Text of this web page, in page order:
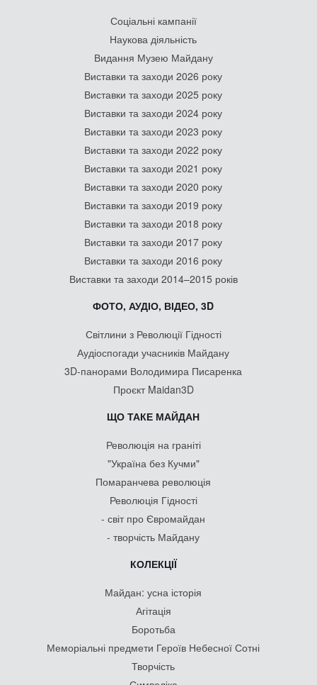
Соціальні кампанії
Наукова діяльність
Видання Музею Майдану
Виставки та заходи 2026 року
Виставки та заходи 2025 року
Виставки та заходи 2024 року
Виставки та заходи 2023 року
Виставки та заходи 2022 року
Виставки та заходи 2021 року
Виставки та заходи 2020 року
Виставки та заходи 2019 року
Виставки та заходи 2018 року
Виставки та заходи 2017 року
Виставки та заходи 2016 року
Виставки та заходи 2014–2015 років
ФОТО, АУДІО, ВІДЕО, 3D
Світлини з Революції Гідності
Аудіоспогади учасників Майдану
3D-панорами Володимира Писаренка
Проєкт Maidan3D
ЩО ТАКЕ МАЙДАН
Революція на граніті
"Україна без Кучми"
Помаранчева революція
Революція Гідності
- світ про Євромайдан
- творчість Майдану
КОЛЕКЦІЇ
Майдан: усна історія
Агітація
Боротьба
Меморіальні предмети Героїв Небесної Сотні
Творчість